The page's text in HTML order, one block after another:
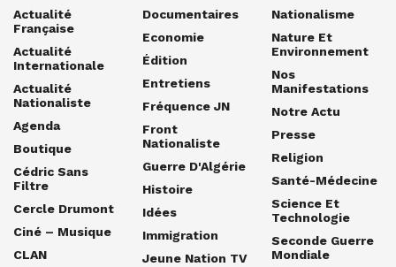
Actualité
Française
Actualité
Internationale
Actualité
Nationaliste
Agenda
Boutique
Cédric Sans
Filtre
Cercle Drumont
Ciné – Musique
CLAN
Documentaires
Economie
Édition
Entretiens
Fréquence JN
Front
Nationaliste
Guerre D'Algérie
Histoire
Idées
Immigration
Jeune Nation TV
Nationalisme
Nature Et
Environnement
Nos
Manifestations
Notre Actu
Presse
Religion
Santé-Médecine
Science Et
Technologie
Seconde Guerre
Mondiale